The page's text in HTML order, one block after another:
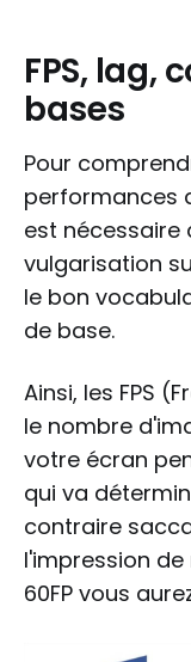
FPS, lag,
bases
Pour
performances
est nécessaire
vulgarisation
le bon
de base.
Ainsi, les FPS
le nombre
votre écran
qui va
contraire
l'impression
60FP vous